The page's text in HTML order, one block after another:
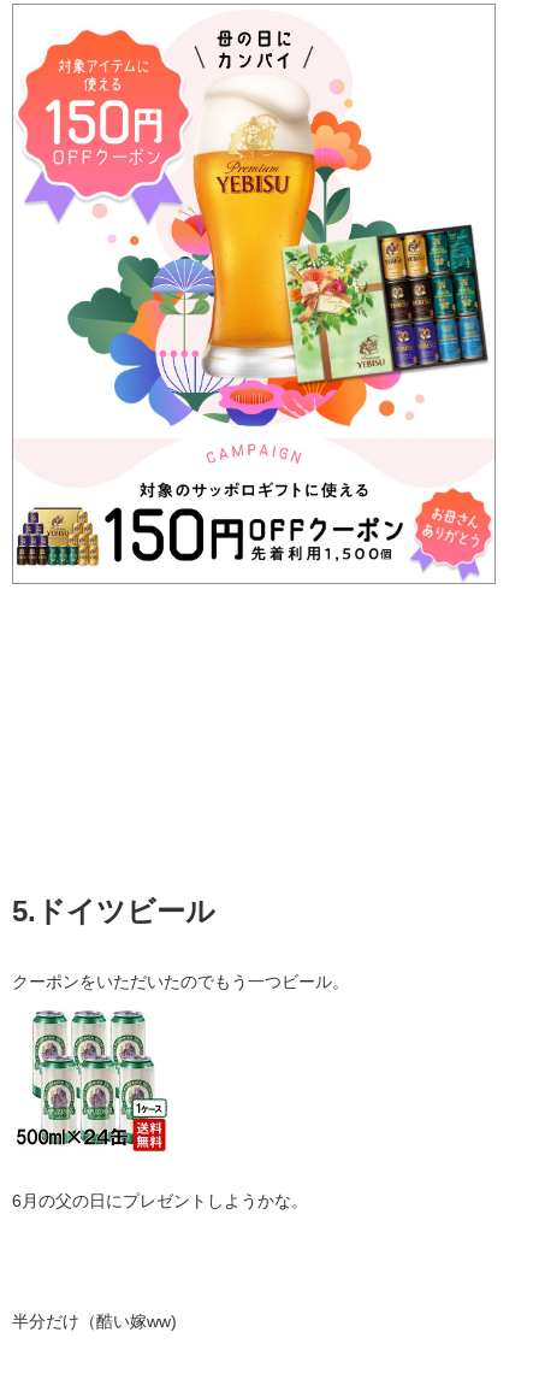
5.ドイツビール
クーポンをいただいたのでもう一つビール。
6月の父の日にプレゼントしようかな。
半分だけ（酷い嫁ww)